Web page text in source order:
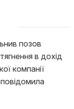
позов
в дохід
компанії